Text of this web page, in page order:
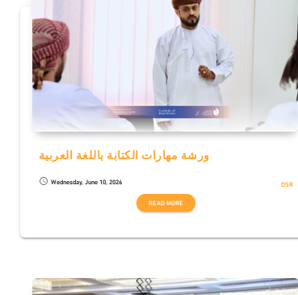
ورشة مهارات الكتابة باللغة العربية
schedule Wednesday, June 10, 2026
DSR
READ MORE